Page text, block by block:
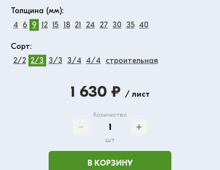
Толщина (мм):
4
6 9 12 15 18 21 24 27 30 35 40
Сорт:
2/2 2/3 3/3 3/4 4/4 строительная
1 630 ₽ / лист
Количество
шт
В КОРЗИНУ